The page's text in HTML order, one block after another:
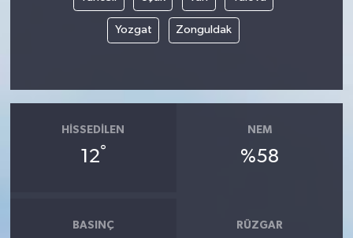
Yozgat Zonguldak
HISSEDILEN
12°
NEM
%58
BASINÇ RÜZGAR